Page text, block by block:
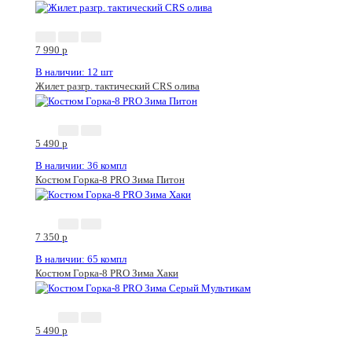
7 990 p
В наличии: 12 шт
Жилет разгр. тактический CRS олива
5 490 p
В наличии: 36 компл
Костюм Горка-8 PRO Зима Питон
7 350 p
В наличии: 65 компл
Костюм Горка-8 PRO Зима Хаки
5 490 p